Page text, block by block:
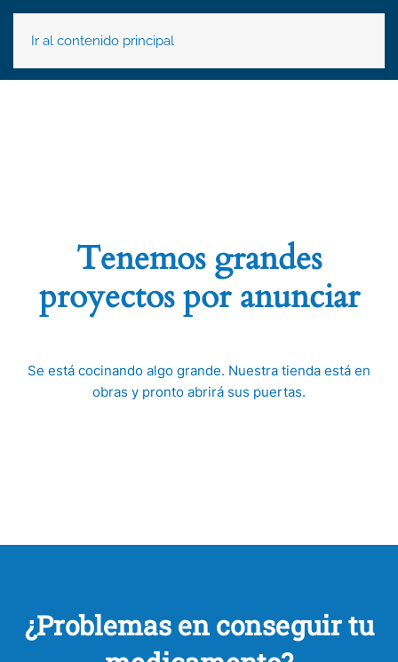
Ir al contenido principal
Tenemos grandes
proyectos por anunciar
Se está cocinando algo grande. Nuestra tienda está en
obras y pronto abrirá sus puertas.
¿Problemas en conseguir tu